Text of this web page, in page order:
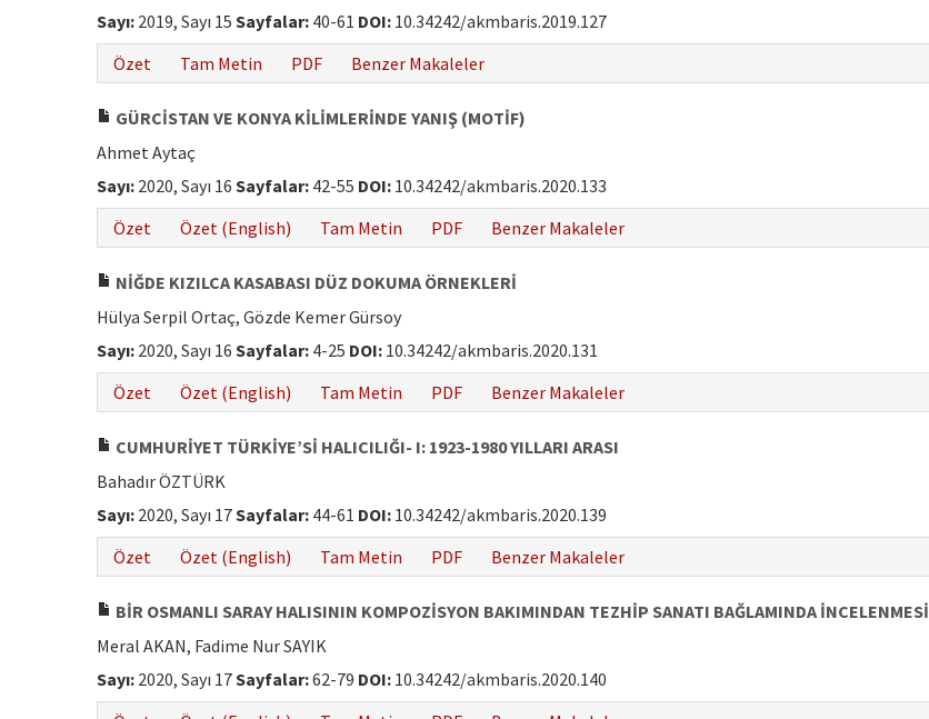
Sayı: 2019, Sayı 15 Sayfalar: 40-61 DOI: 10.34242/akmbaris.2019.127
Özet
Tam Metin PDF Benzer Makaleler
GÜRCİSTAN VE KONYA KİLİMLERİNDE YANIŞ (MOTİF)
Ahmet Aytaç
Sayı: 2020, Sayı 16 Sayfalar: 42-55 DOI: 10.34242/akmbaris.2020.133
Özet
Özet (English) Tam Metin PDF Benzer Makaleler
NİĞDE KIZILCA KASABASI DÜZ DOKUMA ÖRNEKLERİ
Hülya Serpil Ortaç, Gözde Kemer Gürsoy
Sayı: 2020, Sayı 16 Sayfalar: 4-25 DOI: 10.34242/akmbaris.2020.131
Özet
Özet (English) Tam Metin PDF Benzer Makaleler
CUMHURİYET TÜRKİYE’Sİ HALICILIĞI- I: 1923-1980 YILLARI ARASI
Bahadır ÖZTÜRK
Sayı: 2020, Sayı 17Sayfalar: 44-61 DOI: 10.34242/akmbaris.2020.139
Özet
Özet (English) Tam Metin PDF Benzer Makaleler
BİR OSMANLI SARAY HALISININ KOMPOZİSYON BAKIMINDAN TEZHİP SANATI BAĞLAMINDA İNCELENMESİ
Meral AKAN, Fadime Nur SAYIK
Sayı: 2020, Sayı 17Sayfalar:62-79 DOI: 10.34242/akmbaris.2020.140